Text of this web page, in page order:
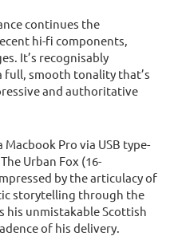
continues the
hi-fi components,
It’s recognisably
full, smooth tonality that’s
and authoritative
Pro via USB type-
Urban Fox (16-
by the articulacy of
storytelling through the
his unmistakable Scottish
of his delivery.